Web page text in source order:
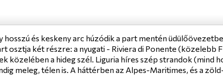
hosszú és keskeny arc húzódik a part mentén
osztja két részre: a nyugati - Riviera di Ponente (közelebb
közelében a hideg szél. Liguria híres szép strandok (mind
meleg, télen is. A háttérben az Alpes-Maritimes, és a